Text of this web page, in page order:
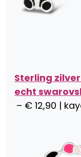
Sterling
echt
– € 12,90 |